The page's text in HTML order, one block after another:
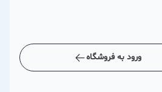
ورود به فروشگاه